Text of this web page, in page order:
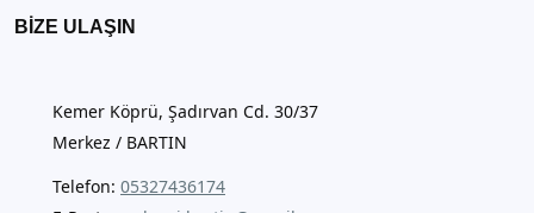
BIZE ULAŞIN
Kemer Köprü, Şadırvan Cd. 30/37
Merkez / BARTIN
Telefon: 05327436174